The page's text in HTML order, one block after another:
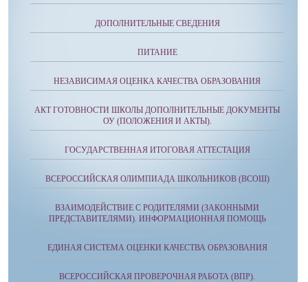
ДОПОЛНИТЕЛЬНЫЕ СВЕДЕНИЯ
ПИТАНИЕ
НЕЗАВИСИМАЯ ОЦЕНКА КАЧЕСТВА ОБРАЗОВАНИЯ
АКТ ГОТОВНОСТИ ШКОЛЫ ДОПОЛНИТЕЛЬНЫЕ ДОКУМЕНТЫ
ОУ (ПОЛОЖЕНИЯ И АКТЫ).
ГОСУДАРСТВЕННАЯ ИТОГОВАЯ АТТЕСТАЦИЯ
ВСЕРОССИЙСКАЯ ОЛИМПИАДА ШКОЛЬНИКОВ (ВСОШ)
ВЗАИМОДЕЙСТВИЕ С РОДИТЕЛЯМИ (ЗАКОННЫМИ
ПРЕДСТАВИТЕЛЯМИ). ИНФОРМАЦИОННАЯ ПОМОЩЬ
ЕДИНАЯ СИСТЕМА ОЦЕНКИ КАЧЕСТВА ОБРАЗОВАНИЯ
ВСЕРОССИЙСКАЯ ПРОВЕРОЧНАЯ РАБОТА (ВПР).